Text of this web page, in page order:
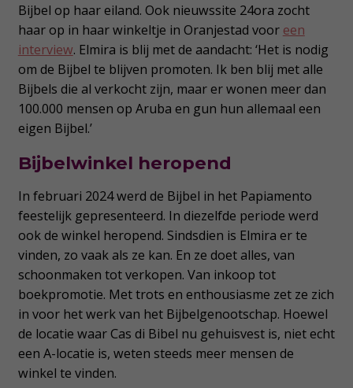
Bijbel op haar eiland. Ook nieuwssite 24ora zocht
haar op in haar winkeltje in Oranjestad voor een
interview. Elmira is blij met de aandacht: ‘Het is nodig
om de Bijbel te blijven promoten. Ik ben blij met alle
Bijbels die al verkocht zijn, maar er wonen meer dan
100.000 mensen op Aruba en gun hun allemaal een
eigen Bijbel.’
Bijbelwinkel heropend
In februari 2024 werd de Bijbel in het Papiamento
feestelijk gepresenteerd. In diezelfde periode werd
ook de winkel heropend. Sindsdien is Elmira er te
vinden, zo vaak als ze kan. En ze doet alles, van
schoonmaken tot verkopen. Van inkoop tot
boekpromotie. Met trots en enthousiasme zet ze zich
in voor het werk van het Bijbelgenootschap. Hoewel
de locatie waar Cas di Bibel nu gehuisvest is, niet echt
een A-locatie is, weten steeds meer mensen de
winkel te vinden.